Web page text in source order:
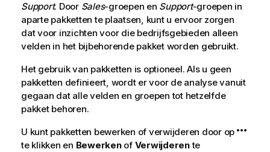
Support. Door Sales-groepen en Support-groepen in
aparte pakketten te plaatsen, kunt u ervoor zorgen
dat voor inzichten voor die bedrijfsgebieden alleen
velden in het bijbehorende pakket worden gebruikt.
Het gebruik van pakketten is optioneel. Als u geen
pakketten definieert, wordt er voor de analyse vanuit
gegaan dat alle velden en groepen tot hetzelfde
pakket behoren.
U kunt pakketten bewerken of verwijderen door op
te klikken en Bewerkenof Verwijderente